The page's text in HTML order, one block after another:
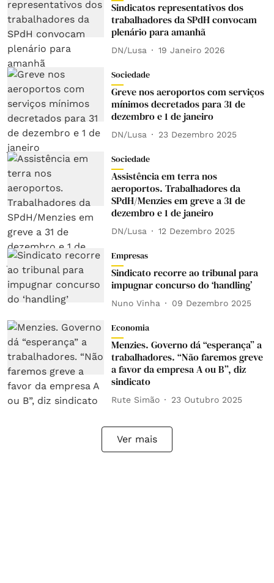
Sindicatos representativos dos
trabalhadores da SPdH convocam
plenário para amanhã
DN/Lusa 19 Janeiro 2026
Sociedade
Greve nos aeroportos com serviços
mínimos decretados para 31 de
dezembro e 1 de janeiro
DN/Lusa 23 Dezembro 2025
Sociedade
Assistência em terra nos
aeroportos. Trabalhadores da
SPdH/Menzies em greve a 31 de
dezembro e 1 de janeiro
DN/Lusa 12 Dezembro 2025
Empresas
Sindicato recorre ao tribunal para
impugnar concurso do ‘handling’
Nuno Vinha 09 Dezembro 2025
Economia
Menzies. Governo dá “esperança” a
trabalhadores. “Não faremos greve
a favor da empresa A ou B”, diz
sindicato
Rute Simão 23 Outubro 2025
Ver mais